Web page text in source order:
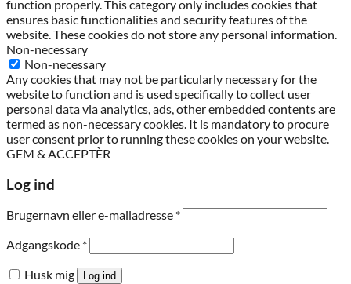
function properly. This category only includes cookies that
ensures basic functionalities and security features of the
website. These cookies do not store any personal information.
Non-necessary
Non-necessary
Any cookies that may not be particularly necessary for the
website to function and is used specifically to collect user
personal data via analytics, ads, other embedded contents are
termed as non-necessary cookies. It is mandatory to procure
user consent prior to running these cookies on your website.
GEM & ACCEPTÈR
Log ind
Brugernavn eller e-mailadresse *Påkrævet
Adgangskode *Påkrævet
Husk mig Log ind